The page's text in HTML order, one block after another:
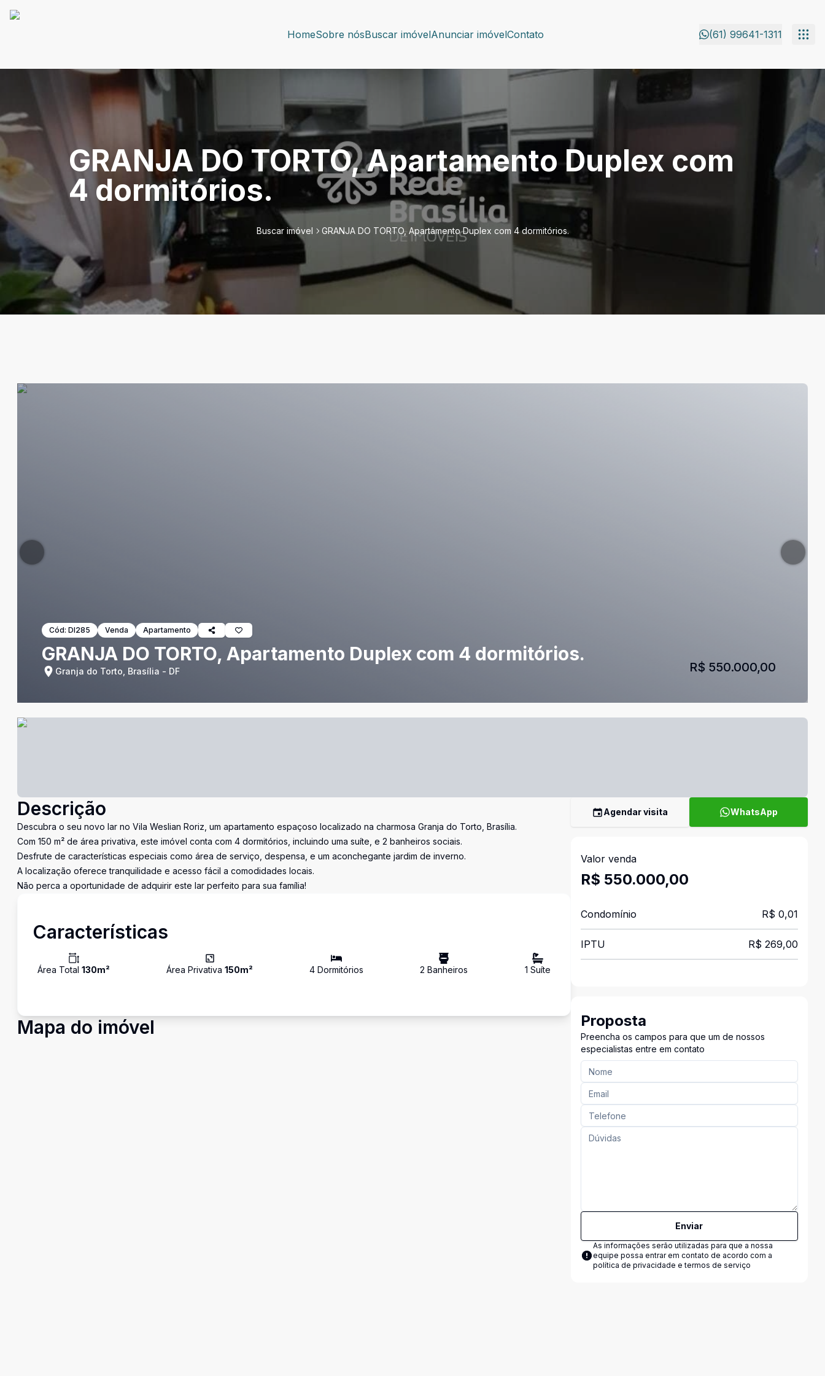
HomeSobre nósBuscar imóvelAnunciar imóvelContato (61) 99641-1311
GRANJA DO TORTO, Apartamento Duplex com
4 dormitórios.
Buscar imóvel GRANJA DO TORTO, Apartamento Duplex com 4 dormitórios.
Cód: DI285 Venda Apartamento
GRANJA DO TORTO, Apartamento Duplex com 4 dormitórios.
Granja do Torto, Brasília - DF R$ 550.000,00
Descrição
Descubra o seu novo lar no Vila Weslian Roriz, um apartamento espaçoso localizado na charmosa Granja do Torto, Brasília.
Com 150 m² de área privativa, este imóvel conta com 4 dormitórios, incluindo uma suíte, e 2 banheiros sociais.
Desfrute de características especiais como área de serviço, despensa, e um aconchegante jardim de inverno.
A localização oferece tranquilidade e acesso fácil a comodidades locais.
Não perca a oportunidade de adquirir este lar perfeito para sua família!
Características
Área Total 130m² Área Privativa150m² 4 Dormitórios 2 Banheiros 1 Suíte
Mapa do imóvel
Agendar visita WhatsApp
Valor venda
R$ 550.000,00
Condomínio R$ 0,01
IPTU R$ 269,00
Proposta
Preencha os campos para que um de nossos
especialistas entre em contato
Enviar
As informações serão utilizadas para que a nossa
equipe possa entrar em contato de acordo com a
política de privacidade e termos de serviço